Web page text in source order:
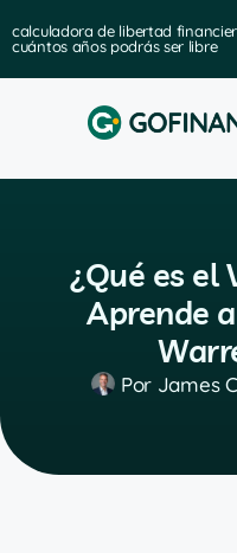
calculadora de libertad
cuántos años podrás ser libre
¿Qué es el
Aprende
Por James